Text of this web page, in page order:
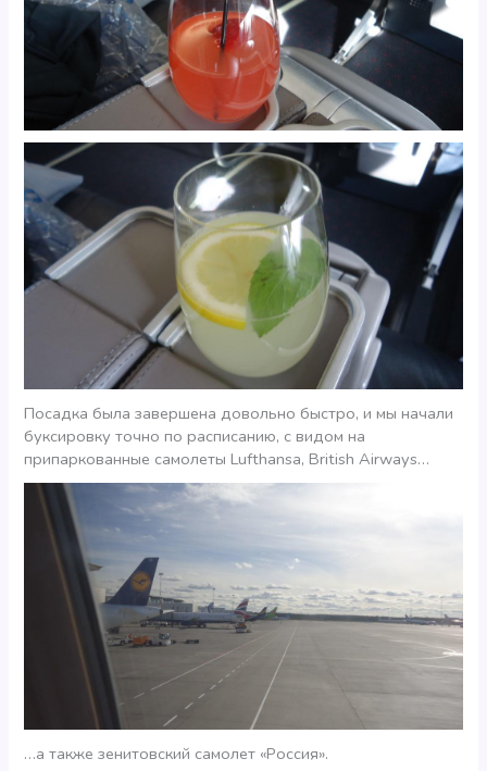
Посадка была завершена довольно быстро, и мы начали
буксировку точно по расписанию, с видом на
припаркованные самолеты Lufthansa, British Airways…
…а также зенитовский самолет «Россия».